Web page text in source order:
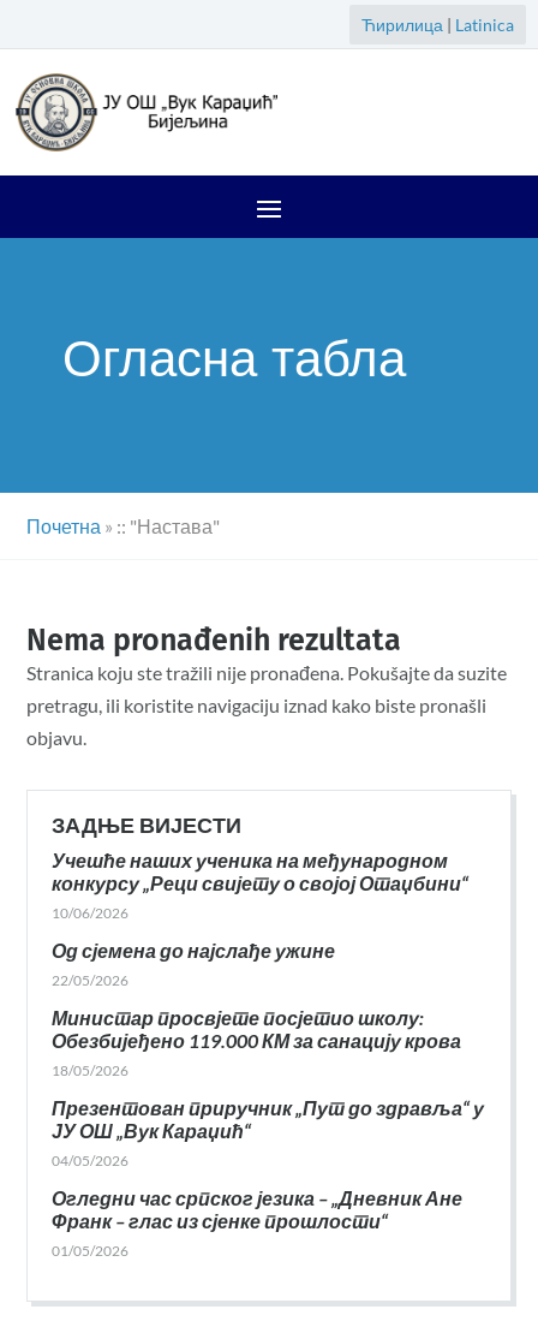
Ћирилица | Latinica
Огласна табла
Почетна » :: "Настава"
Nema pronađenih rezultata
Stranica koju ste tražili nije pronađena. Pokušajte da suzite
pretragu, ili koristite navigaciju iznad kako biste pronašli
objavu.
ЗАДЊЕ ВИЈЕСТИ
Учешће наших ученика на међународном
конкурсу „Реци свијету о својој Отаџбини“
10/06/2026
Од сјемена до најслађе ужине
22/05/2026
Министар просвјете посјетио школу:
Обезбијеђено 119.000 КМ за санацију крова
18/05/2026
Презентован приручник „Пут до здравља“ у
ЈУ ОШ „Вук Караџић“
04/05/2026
Огледни час српског језика – „Дневник Ане
Франк – глас из сјенке прошлости“
01/05/2026